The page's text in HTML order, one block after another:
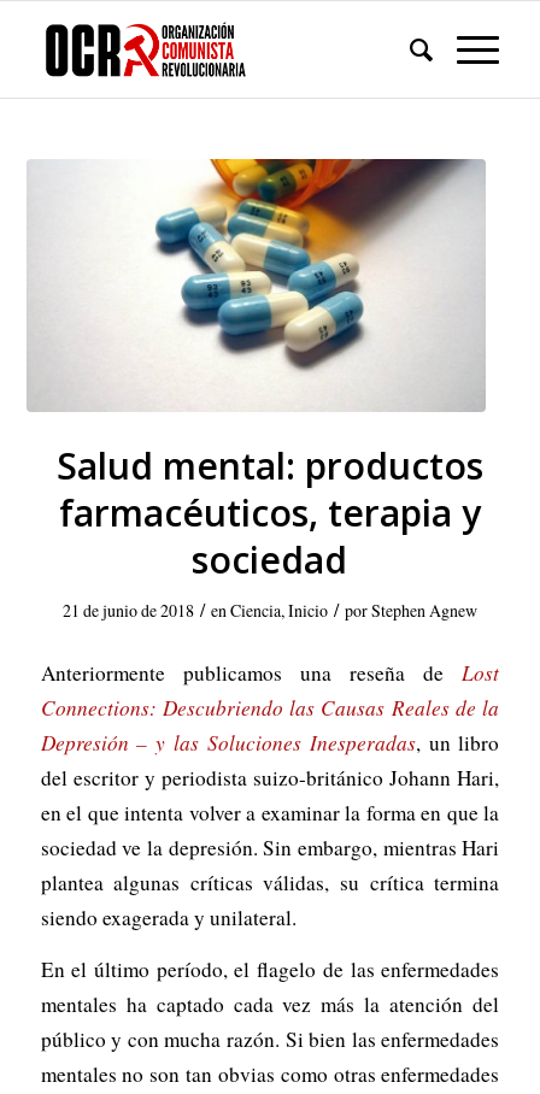
Salud mental: productos
farmacéuticos, terapia y
sociedad
21 de junio de 2018 / enCiencia,Inicio / porStephen Agnew
Anteriormente publicamos una reseña deLost
Connections: Descubriendo las Causas Reales de la
Depresión – y las Soluciones Inesperadas, un libro
del escritor y periodista suizo-británico Johann Hari,
en el que intenta volver a examinar la forma en que la
sociedad ve la depresión. Sin embargo, mientras Hari
plantea algunas críticas válidas, su crítica termina
siendo exagerada y unilateral.
En el último período, el flagelo de las enfermedades
mentales ha captado cada vez más la atención del
público y con mucha razón. Si bien las enfermedades
mentales no son tan obvias como otras enfermedades